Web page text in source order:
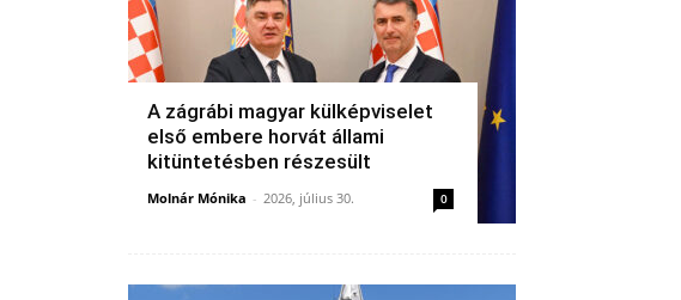
A zágrábi magyar külképviselet
első embere horvát állami
kitüntetésben részesült
Molnár Mónika - 2026, július 30. 0